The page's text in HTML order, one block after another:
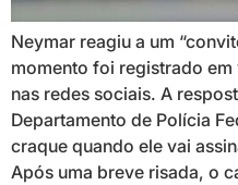
Neymar reagiu a um
momento foi registrado
nas redes sociais. A
Departamento de Polícia
craque quando ele vai
Após uma breve risada, o